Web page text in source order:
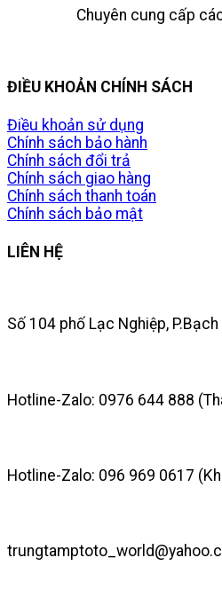
Chuyên cung cấp
ĐIỀU KHOẢN CHÍNH SÁCH
Điều khoản sử dụng
Chính sách bảo hành
Chính sách đổi trả
Chính sách giao hàng
Chính sách thanh toán
Chính sách bảo mật
LIÊN HỆ
Số 104 phố Lạc Nghiệp,
Hotline-Zalo: 0976 644 888
Hotline-Zalo: 096 969 0617